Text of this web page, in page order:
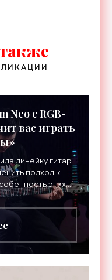
Neo с RGB-
вас играть
линейку гитар
подход к
этих
RGB-подсветка